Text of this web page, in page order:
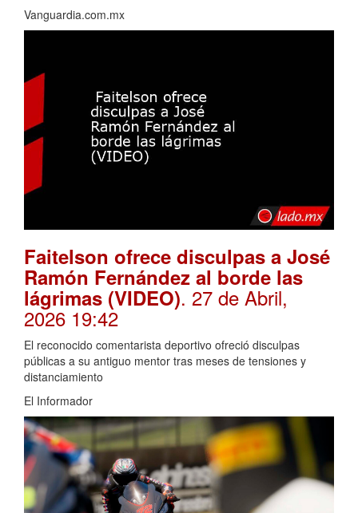
Vanguardia.com.mx
Faitelson ofrece disculpas a José
Ramón Fernández al borde las
lágrimas (VIDEO). 27 de Abril,
2026 19:42
El reconocido comentarista deportivo ofreció disculpas
públicas a su antiguo mentor tras meses de tensiones y
distanciamiento
El Informador